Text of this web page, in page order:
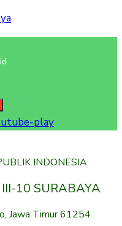
play
INDONESIA
10 SURABAYA
Jawa Timur 61254